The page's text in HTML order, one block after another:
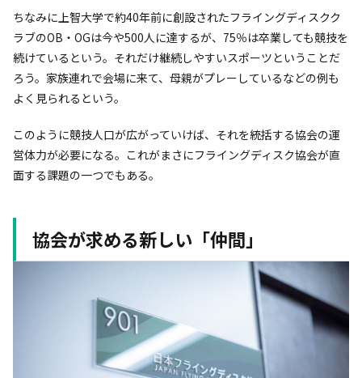
ちなみに上智大学で約40年前に創設されたフライングディスクク
ラブのOB・OGは今や500人に達するが、75％は卒業しても競技を
続けているという。それだけ継続しやすいスポーツということだ
ろう。家族連れで会場に来て、母親がプレーしているなどの例も
よく見られるという。
このように競技人口が広がっていけば、それを統括する協会の運
営体力が必要になる。これがまさにフライングディスク協会が直
面する課題の一つでもある。
協会が求める新しい「仲間」